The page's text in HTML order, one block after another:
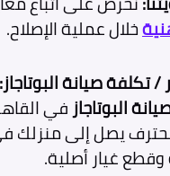
خلال عملية الإصلاح.
صيانة البوتاجاز:
البوتاجازفي
يصل إلى منزلك
غيار أصلية.